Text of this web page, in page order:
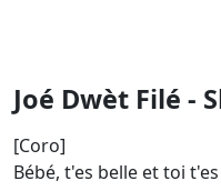
Joé Dwèt Filé -
[Coro]
Bébé, t'es belle et toi